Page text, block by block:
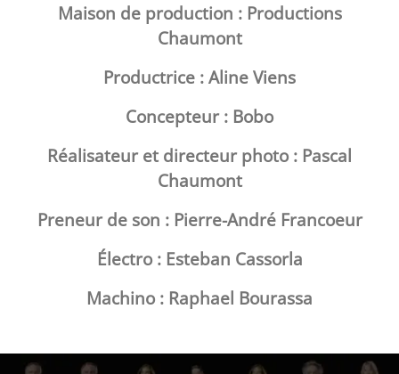
Maison de production : Productions
Chaumont
Productrice : Aline Viens
Concepteur : Bobo
Réalisateur et directeur photo : Pascal
Chaumont
Preneur de son : Pierre-André Francoeur
Électro : Esteban Cassorla
Machino : Raphael Bourassa